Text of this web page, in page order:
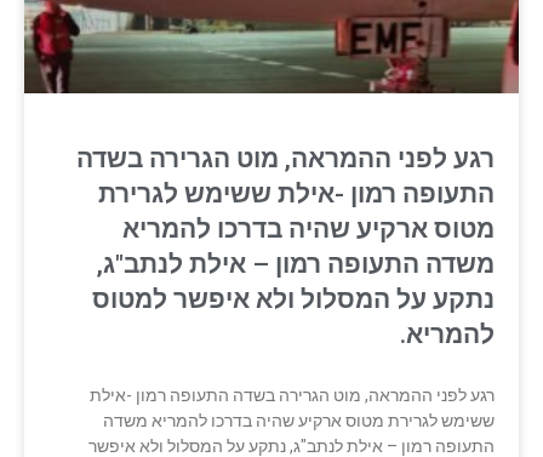
רגע לפני ההמראה, מוט הגרירה בשדה
התעופה רמון -אילת ששימש לגרירת
מטוס ארקיע שהיה בדרכו להמריא
משדה התעופה רמון – אילת לנתב"ג,
נתקע על המסלול ולא איפשר למטוס
להמריא.
רגע לפני ההמראה, מוט הגרירה בשדה התעופה רמון -אילת
ששימש לגרירת מטוס ארקיע שהיה בדרכו להמריא משדה
התעופה רמון – אילת לנתב"ג, נתקע על המסלול ולא איפשר